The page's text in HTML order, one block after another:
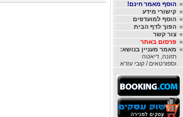
»הוסף מאמר חינם!
»קישורי מידע
»הוסף למועדפים
»הפוך לדף הבית
»צור קשר
»פרסום באתר
» מאמר מעניין בנושא:
תזונה, דיאטה
וספורטאים / קובי עזרא